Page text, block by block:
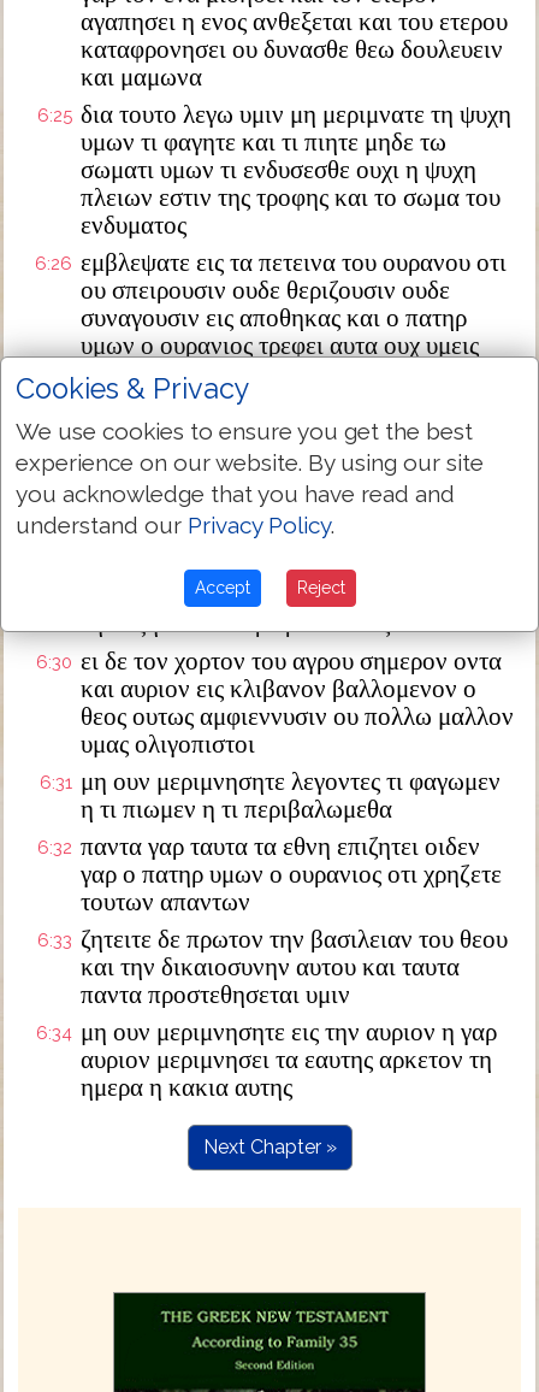
αγαπησει η ενος ανθεξεται και του ετερου
καταφρονησει ου δυνασθε θεω δουλευειν
και μαμωνα
6:25 δια τουτο λεγω υμιν μη μεριμνατε τη ψυχη
υμων τι φαγητε και τι πιητε μηδε τω
σωματι υμων τι ενδυσεσθε ουχι η ψυχη
πλειων εστιν της τροφης και το σωμα του
ενδυματος
6:26 εμβλεψατε εις τα πετεινα του ουρανου οτι
ου σπειρουσιν ουδε θεριζουσιν ουδε
συναγουσιν εις αποθηκας και ο πατηρ
υμων ο ουρανιος τρεφει αυτα ουχ υμεις
μαλλον διαφερετε αυτων
τις δε εξ υμων μεριμνων δυναται
προσθειναι επι την ηλικιαν αυτου πηχυν
ενα
6:28 και περι ενδυματος τι μεριμνατε
καταμαθετε τα κρινα του αγρου πως
λεγω δε υμιν οτι ουδε σολομων εν παση
τη δοξη αυτου περιεβαλετο ως εν τουτων
6:30 ει δε τον χορτον του αγρου σημερον οντα
και αυριον εις κλιβανον βαλλομενον ο
θεος ουτως αμφιεννυσιν ου πολλω μαλλον
υμας ολιγοπιστοι
6:31 μη ουν μεριμνησητε λεγοντες τι φαγωμεν
η τι πιωμεν η τι περιβαλωμεθα
6:32 παντα γαρ ταυτα τα εθνη επιζητει οιδεν
γαρ ο πατηρ υμων ο ουρανιος οτι χρηζετε
τουτων απαντων
6:33 ζητειτε δε πρωτον την βασιλειαν του θεου
και την δικαιοσυνην αυτου και ταυτα
παντα προστεθησεται υμιν
6:34 μη ουν μεριμνησητε εις την αυριον η γαρ
αυριον μεριμνησει τα εαυτης αρκετον τη
ημερα η κακια αυτης
Next Chapter »
Cookies & Privacy
We use cookies to ensure you get the best
experience on our website. By using our site
you acknowledge that you have read and
understand our Privacy Policy.
Accept Reject